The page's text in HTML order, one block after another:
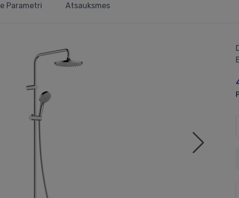
Parametri Atsauksmes